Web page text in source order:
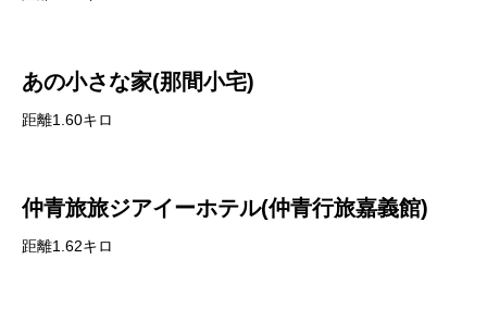
あの小さな家(那間小宅)
距離1.60キロ
仲青旅旅ジアイーホテル(仲青行旅嘉義館)
距離1.62キロ